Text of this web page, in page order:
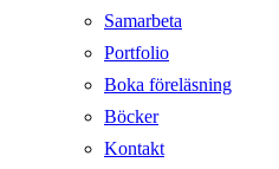
Samarbeta
Portfolio
Boka föreläsning
Böcker
Kontakt